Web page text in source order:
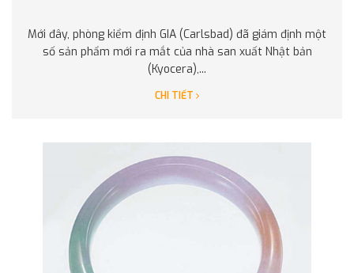
Mới đây, phòng kiểm định GIA (Carlsbad) đã giám định một
số sản phẩm mới ra mắt của nhà san xuất Nhật bản
(Kyocera),...
CHI TIẾT